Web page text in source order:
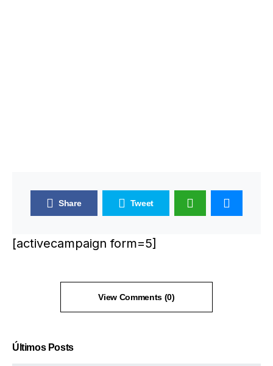
Share Tweet
[activecampaign form=5]
View Comments (0)
Últimos Posts